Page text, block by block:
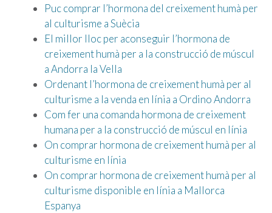
Puc comprar l’hormona del creixement humà per
al culturisme a Suècia
El millor lloc per aconseguir l’hormona de
creixement humà per a la construcció de múscul
a Andorra la Vella
Ordenant l’hormona de creixement humà per al
culturisme a la venda en línia a Ordino Andorra
Com fer una comanda hormona de creixement
humana per a la construcció de múscul en línia
On comprar hormona de creixement humà per al
culturisme en línia
On comprar hormona de creixement humà per al
culturisme disponible en línia a Mallorca
Espanya